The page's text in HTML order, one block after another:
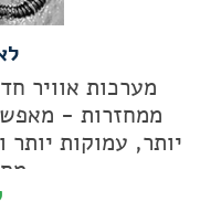
מערכות אוויר
ממחזרות -
יותר, עמוקות